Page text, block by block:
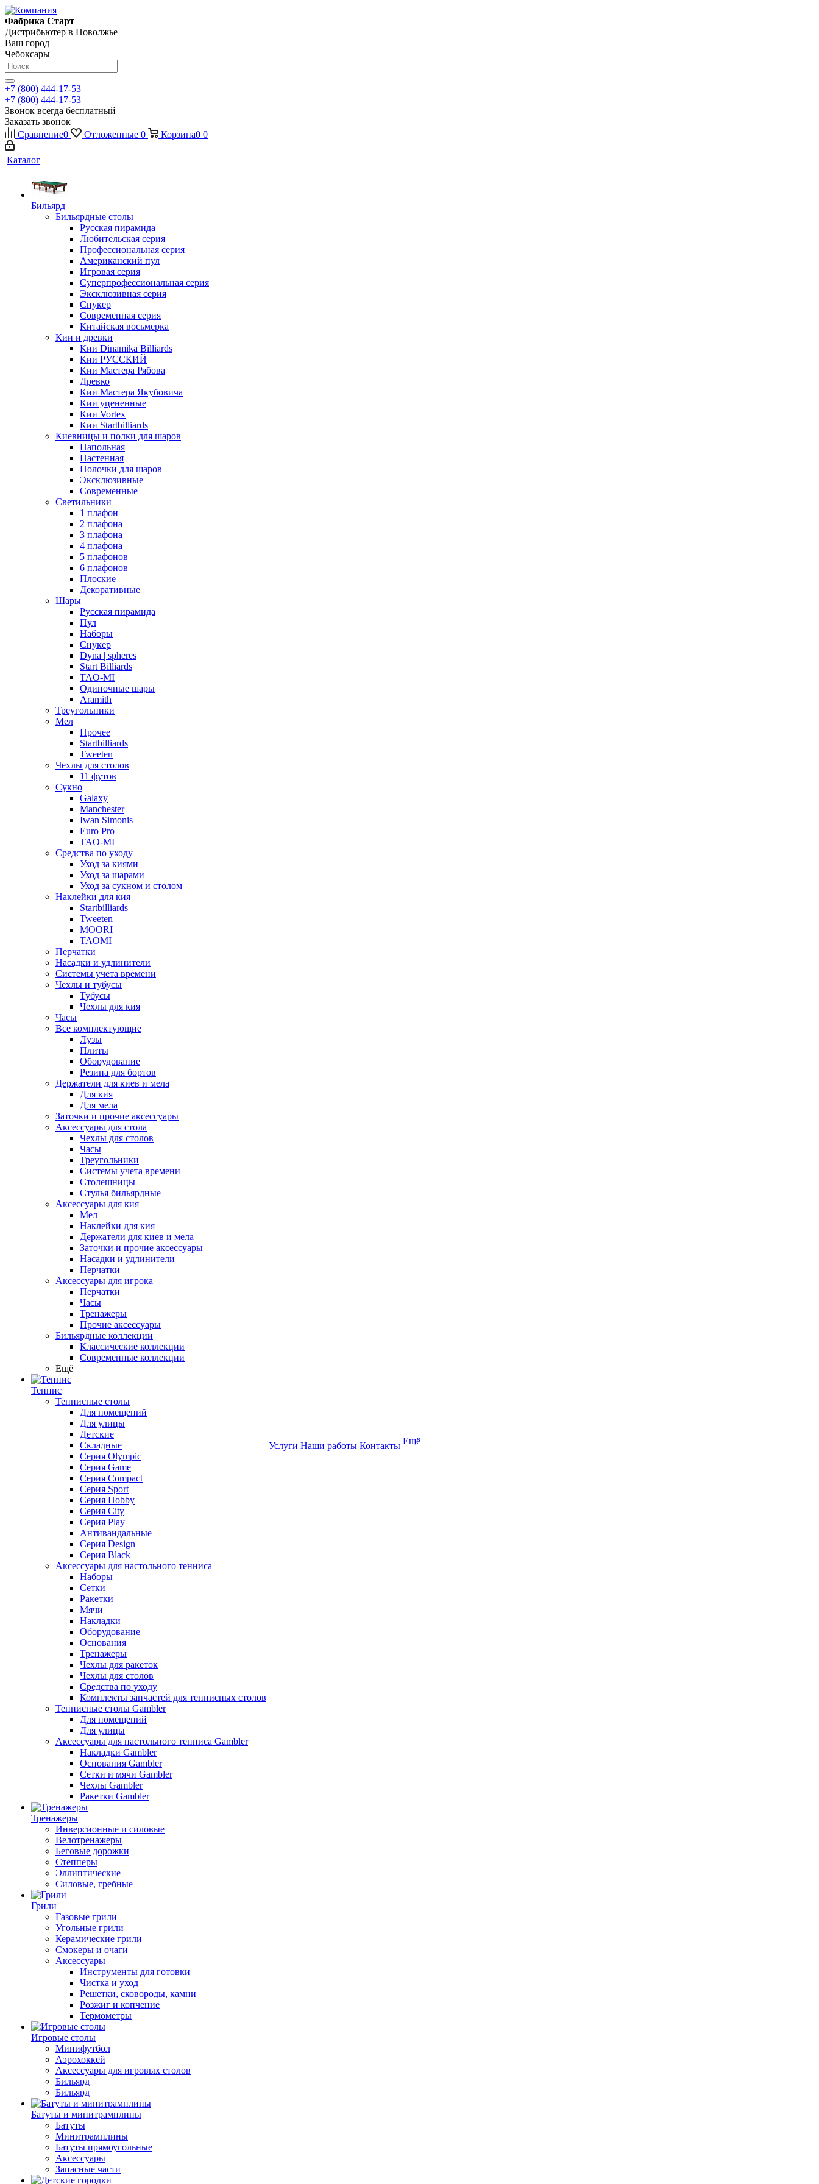
Фабрика Старт
Дистрибьютер в Поволжье
Ваш город
Чебоксары
+7 (800) 444-17-53
+7 (800) 444-17-53
Звонок всегда бесплатный
Заказать звонок
Сравнение0 Отложенные 0 Корзина0 0
Каталог
Бильярд
Бильярдные столы
Русская пирамида
Любительская серия
Профессиональная серия
Американский пул
Игровая серия
Суперпрофессиональная серия
Эксклюзивная серия
Снукер
Современная серия
Китайская восьмерка
Кии и древки
Кии Dinamika Billiards
Кии РУССКИЙ
Кии Мастера Рябова
Древко
Кии Мастера Якубовича
Кии уцененные
Кии Vortex
Кии Startbilliards
Киевницы и полки для шаров
Напольная
Настенная
Полочки для шаров
Эксклюзивные
Современные
Светильники
1 плафон
2 плафона
3 плафона
4 плафона
5 плафонов
6 плафонов
Плоские
Декоративные
Шары
Русская пирамида
Пул
Наборы
Снукер
Dyna | spheres
Start Billiards
TAO-MI
Одиночные шары
Aramith
Треугольники
Мел
Прочее
Startbilliards
Tweeten
Чехлы для столов
11 футов
Сукно
Galaxy
Manchester
Iwan Simonis
Euro Pro
TAO-MI
Средства по уходу
Уход за киями
Уход за шарами
Уход за сукном и столом
Наклейки для кия
Startbilliards
Tweeten
MOORI
TAOMI
Перчатки
Насадки и удлинители
Системы учета времени
Чехлы и тубусы
Тубусы
Чехлы для кия
Часы
Все комплектующие
Лузы
Плиты
Оборудование
Резина для бортов
Держатели для киев и мела
Для кия
Для мела
Заточки и прочие аксессуары
Аксессуары для стола
Чехлы для столов
Часы
Треугольники
Системы учета времени
Столешницы
Стулья бильярдные
Аксессуары для кия
Мел
Наклейки для кия
Держатели для киев и мела
Заточки и прочие аксессуары
Насадки и удлинители
Перчатки
Аксессуары для игрока
Перчатки
Часы
Тренажеры
Прочие аксессуары
Бильярдные коллекции
Классические коллекции
Современные коллекции
Ещё
Теннис
Теннисные столы
Для помещений
Для улицы
Детские
Складные
Серия Olympic
Серия Game
Серия Compact
Серия Sport
Серия Hobby
Серия City
Серия Play
Антивандальные
Серия Design
Серия Black
Аксессуары для настольного тенниса
Наборы
Сетки
Ракетки
Мячи
Накладки
Оборудование
Основания
Тренажеры
Чехлы для ракеток
Чехлы для столов
Средства по уходу
Комплекты запчастей для теннисных столов
Теннисные столы Gambler
Для помещений
Для улицы
Аксессуары для настольного тенниса Gambler
Накладки Gambler
Основания Gambler
Сетки и мячи Gambler
Чехлы Gambler
Ракетки Gambler
Тренажеры
Инверсионные и силовые
Велотренажеры
Беговые дорожки
Степперы
Эллиптические
Силовые, гребные
Грили
Газовые грили
Угольные грили
Керамические грили
Смокеры и очаги
Аксессуары
Инструменты для готовки
Чистка и уход
Решетки, сковороды, камни
Розжиг и копчение
Термометры
Игровые столы
Минифутбол
Аэрохоккей
Аксессуары для игровых столов
Бильяpд
Бильяpд
Батуты и минитрамплины
Батуты
Минитрамплины
Батуты прямоугольные
Аксессуары
Запасные части
Услуги Наши работы Контакты Ещё